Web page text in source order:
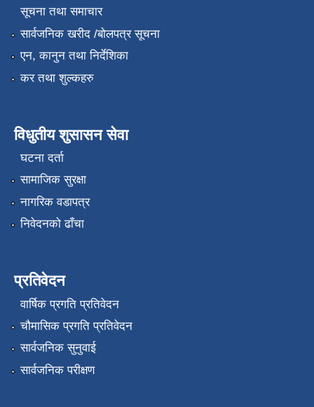
सूचना तथा समाचार
सार्वजनिक खरीद /बोलपत्र सूचना
एन, कानुन तथा निर्देशिका
कर तथा शुल्कहरु
विधुतीय शुसासन सेवा
घटना दर्ता
सामाजिक सुरक्षा
नागरिक वडापत्र
निवेदनको ढाँचा
प्रतिवेदन
वार्षिक प्रगति प्रतिवेदन
चौमासिक प्रगति प्रतिवेदन
सार्वजनिक सुनुवाई
सार्वजनिक परीक्षण